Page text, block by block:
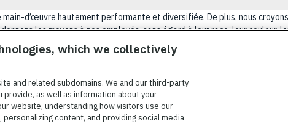
d’œuvre hautement performante et diversifiée. De plus, nous
les moyens à nos employés, sans égard à leur race, leur
statut d’ancien combattant, d’innover afin de résoudre les problèmes
which we collectively
and related subdomains. We and our third-party
as well as information about your
website, understanding how visitors use our
content, and providing social media